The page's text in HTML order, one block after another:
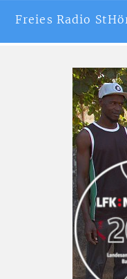
Freies Radio